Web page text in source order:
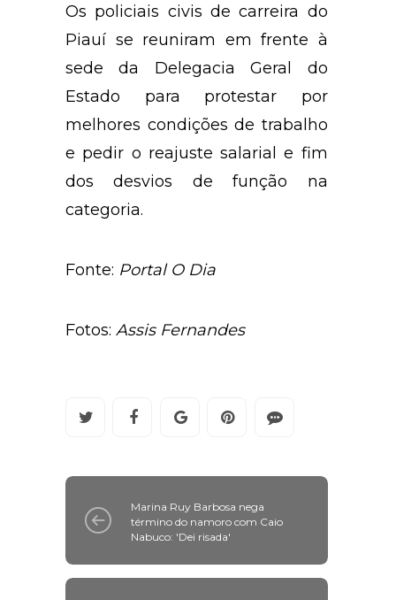
Os policiais civis de carreira do
Piauí se reuniram em frente à
sede da Delegacia Geral do
Estado para protestar por
melhores condições de trabalho
e pedir o reajuste salarial e fim
dos desvios de função na
categoria.
Fonte: Portal O Dia
Fotos: Assis Fernandes
Marina Ruy Barbosa nega
término do namoro com Caio
Nabuco: 'Dei risada'